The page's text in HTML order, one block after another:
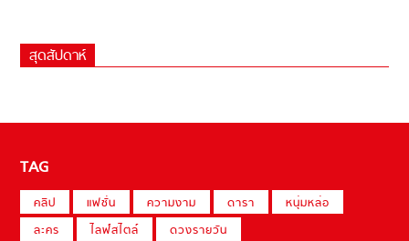
สุดสัปดาห์
TAG
คลิป แฟชั่น ความงาม ดารา
หนุ่มหล่อ
ละคร
ไลฟ์สไตล์ ดวงรายวัน